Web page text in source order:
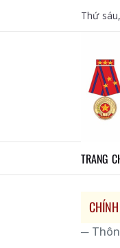
Thứ
TRANG
─